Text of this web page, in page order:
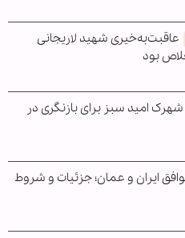
عاقبت‌به‌خیری شهید لاریجانی
بود
امید سبز برای بازنگری در
ایران و عمان؛ جزئیات و شروط